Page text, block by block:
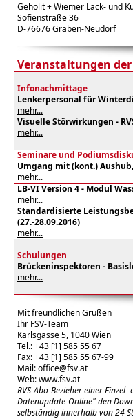
Geholit + Wiemer Lack- und
Sofienstraße 36
D-76676 Graben-Neudorf
Veranstaltungen der
Infonachmittage
Lenkerpersonal für
mehr...
Visuelle Störwirkungen -
mehr...
Seminare und
Umgang mit (kont.)
mehr...
LB-VI Version 4 - Modul
mehr...
Standardisierte
(27.-28.09.2016)
mehr...
Schulungen
Brückeninspektoren -
mehr...
Mit freundlichen Grüßen
Ihr FSV-Team
Karlsgasse 5, 1040 Wien
Tel.: +43 [1] 585 55 67
Fax: +43 [1] 585 55 67-99
Mail:office@fsv.at
Web:www.fsv.at
RVS-Abo-Bezieher einer
Datenupdate-Online" den
selbständig innerhalb von 24